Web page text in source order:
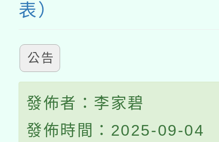
表）
公告
發佈者：李家碧
發佈時間：2025-09-04